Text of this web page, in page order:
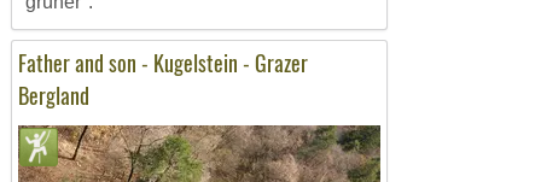
Father and son - Kugelstein - Grazer
Bergland